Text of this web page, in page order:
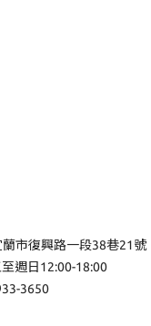
市復興路一段38巷21號
週日12:00-18:00
3650